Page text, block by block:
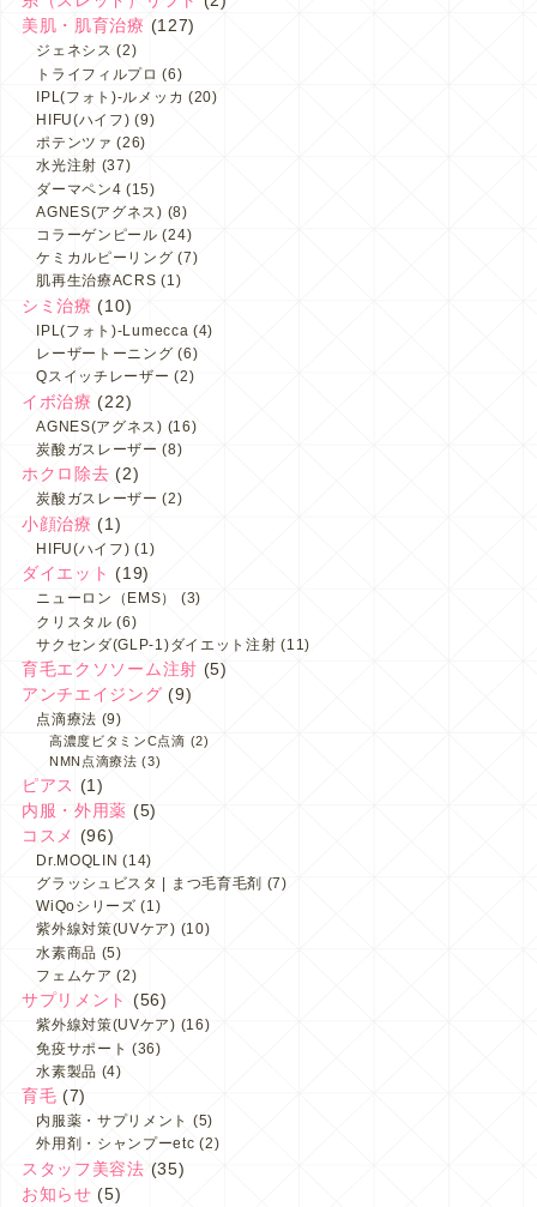
美肌・肌育治療 (127)
ジェネシス (2)
トライフィルプロ (6)
IPL(フォト)-ルメッカ (20)
HIFU(ハイフ) (9)
ポテンツァ (26)
水光注射 (37)
ダーマペン4 (15)
AGNES(アグネス) (8)
コラーゲンピール (24)
ケミカルピーリング (7)
肌再生治療ACRS (1)
シミ治療 (10)
IPL(フォト)-Lumecca (4)
レーザートーニング (6)
Qスイッチレーザー (2)
イボ治療 (22)
AGNES(アグネス) (16)
炭酸ガスレーザー (8)
ホクロ除去 (2)
炭酸ガスレーザー (2)
小顔治療 (1)
HIFU(ハイフ) (1)
ダイエット (19)
ニューロン（EMS）
(3)
クリスタル (6)
サクセンダ(GLP-1)ダイエット注射 (11)
育毛エクソソーム注射 (5)
アンチエイジング (9)
点滴療法 (9)
高濃度ビタミンC点滴 (2)
NMN点滴療法 (3)
ピアス (1)
内服・外用薬 (5)
コスメ
(96)
Dr.MOQLIN (14)
グラッシュビスタ | まつ毛育毛剤 (7)
WiQoシリーズ (1)
紫外線対策(UVケア) (10)
水素商品 (5)
フェムケア (2)
サプリメント (56)
紫外線対策(UVケア) (16)
免疫サポート (36)
水素製品 (4)
育毛 (7)
内服薬・サプリメント (5)
外用剤・シャンプーetc (2)
スタッフ美容法 (35)
お知らせ (5)